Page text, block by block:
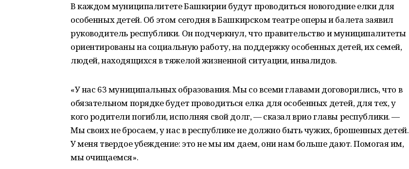
В каждом муниципалитете Башкирии будут проводиться новогодние елки для
особенных детей. Об этом сегодня в Башкирском театре оперы и балета заявил
руководитель республики. Он подчеркнул, что правительство и муниципалитеты
ориентированы на социальную работу, на поддержку особенных детей, их семей,
людей, находящихся в тяжелой жизненной ситуации, инвалидов.
«У нас 63 муниципальных образования. Мы со всеми главами договорились, что в
обязательном порядке будет проводиться елка для особенных детей, для тех, у
кого родители погибли, исполняя свой долг, — сказал врио главы республики. —
Мы своих не бросаем, у нас в республике не должно быть чужих, брошенных детей.
У меня твердое убеждение: это не мы им даем, они нам больше дают. Помогая им,
мы очищаемся».